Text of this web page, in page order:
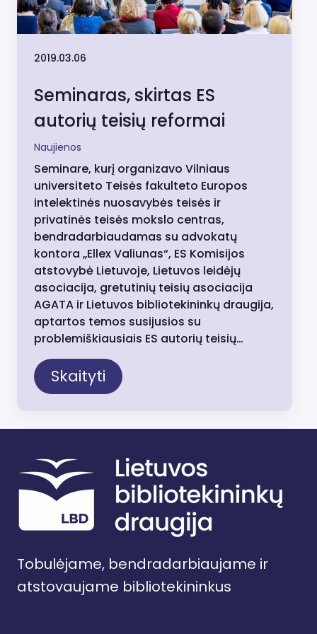
2019.03.06
Seminaras, skirtas ES
autorių teisių reformai
Naujienos
Seminare, kurį organizavo Vilniaus
universiteto Teisės fakulteto Europos
intelektinės nuosavybės teisės ir
privatinės teisės mokslo centras,
bendradarbiaudamas su advokatų
kontora „Ellex Valiunas“, ES Komisijos
atstovybė Lietuvoje, Lietuvos leidėjų
asociacija, gretutinių teisių asociacija
AGATA ir Lietuvos bibliotekininkų draugija,
aptartos temos susijusios su
problemiškiausiais ES autorių teisių…
Skaityti
Tobulėjame, bendradarbiaujame ir
atstovaujame bibliotekininkus